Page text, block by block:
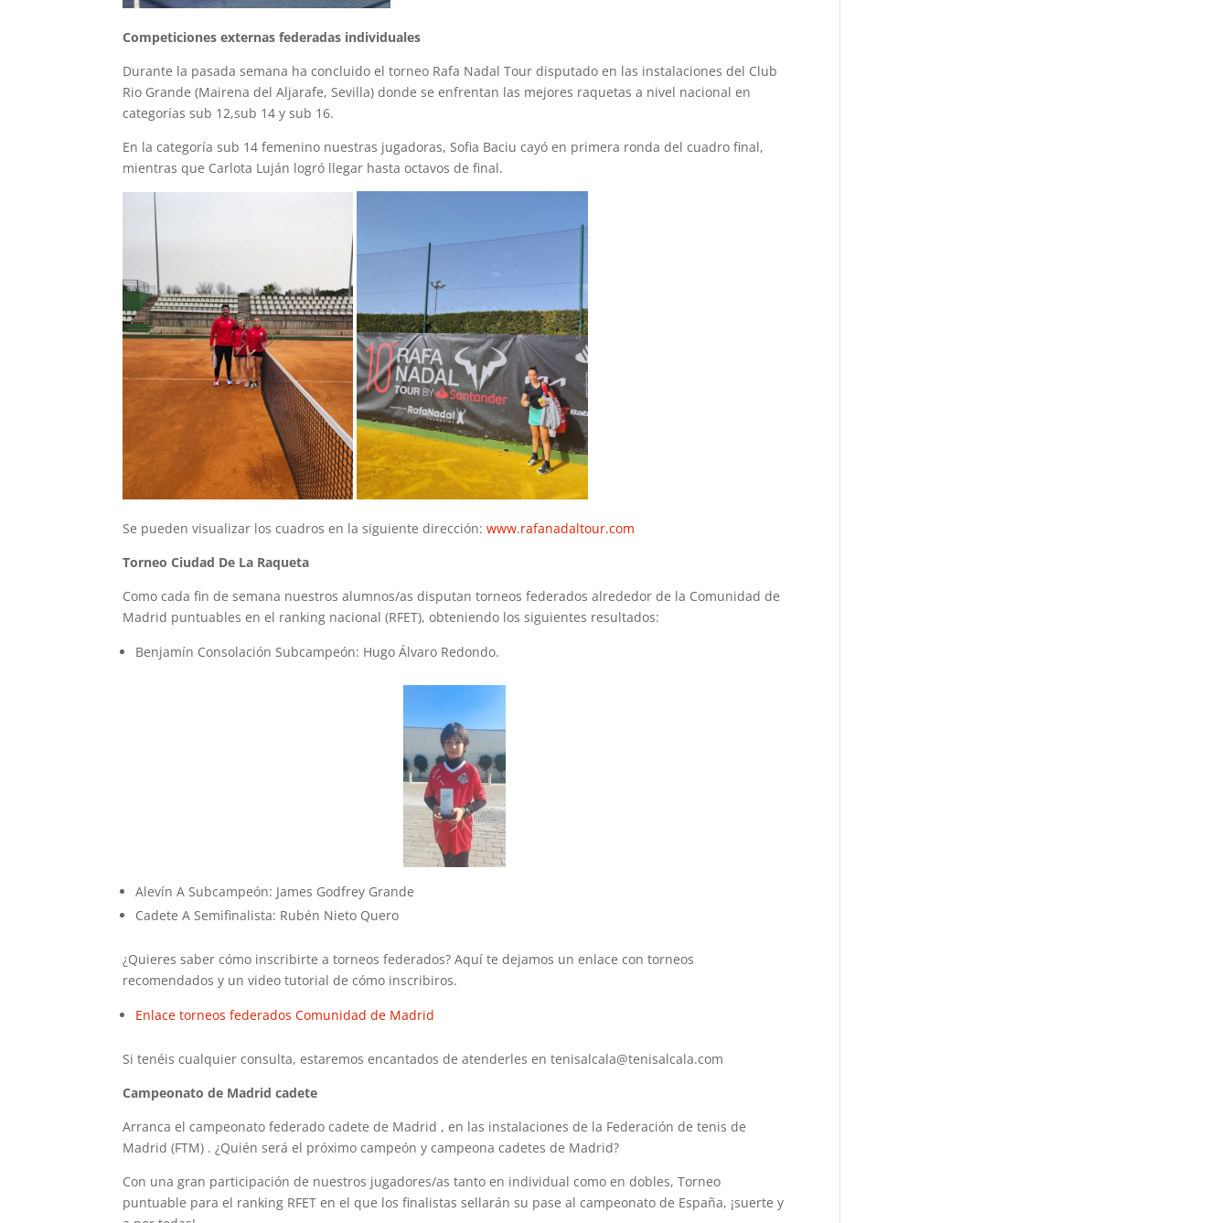
Competiciones externas federadas individuales
Durante la pasada semana ha concluido el torneo Rafa Nadal Tour disputado en las instalaciones del Club
Rio Grande (Mairena del Aljarafe, Sevilla) donde se enfrentan las mejores raquetas a nivel nacional en
categorías sub 12,sub 14 y sub 16.
En la categoría sub 14 femenino nuestras jugadoras, Sofia Baciu cayó en primera ronda del cuadro final,
mientras que Carlota Luján logró llegar hasta octavos de final.
Se pueden visualizar los cuadros en la siguiente dirección:www.rafanadaltour.com
Torneo Ciudad De La Raqueta
Como cada fin de semana nuestros alumnos/as disputan torneos federados alrededor de la Comunidad de
Madrid puntuables en el ranking nacional (RFET), obteniendo los siguientes resultados:
Benjamín Consolación Subcampeón: Hugo Álvaro Redondo.
Alevín A Subcampeón: James Godfrey Grande
Cadete A Semifinalista: Rubén Nieto Quero
¿Quieres saber cómo inscribirte a torneos federados? Aquí te dejamos un enlace con torneos
recomendados y un video tutorial de cómo inscribiros.
Enlace torneos federados Comunidad de Madrid
Si tenéis cualquier consulta, estaremos encantados de atenderles en tenisalcala@tenisalcala.com
Campeonato de Madrid cadete
Arranca el campeonato federado cadete de Madrid , en las instalaciones de la Federación de tenis de
Madrid (FTM) . ¿Quién será el próximo campeón y campeona cadetes de Madrid?
Con una gran participación de nuestros jugadores/as tanto en individual como en dobles, Torneo
puntuable para el ranking RFET en el que los finalistas sellarán su pase al campeonato de España, ¡suerte y